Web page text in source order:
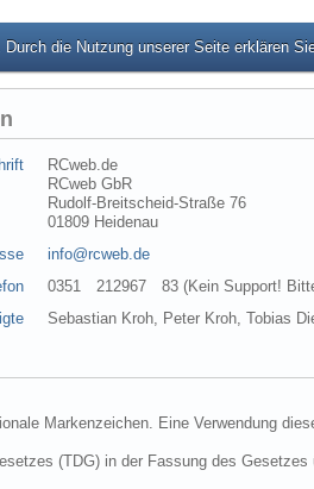
die Nutzung unserer Seite erklären
RCweb.de
RCweb GbR
Rudolf-Breitscheid-Straße 76
01809 Heidenau
info@rcweb.de
0351 212967 83 (Kein Support!
Sebastian Kroh, Peter Kroh, Tobias
Markenzeichen. Eine Verwendung
(TDG) in der Fassung des